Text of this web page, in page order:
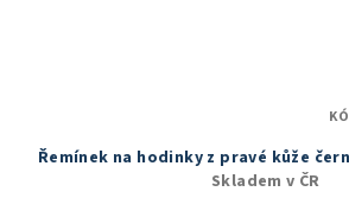
Řemínek na hodinky z pravé kůže
Skladem v ČR